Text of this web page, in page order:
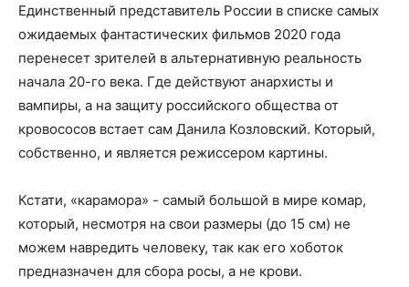
Единственный представитель России в списке самых
ожидаемых фантастических фильмов 2020 года
перенесет зрителей в альтернативную реальность
начала 20-го века. Где действуют анархисты и
вампиры, а на защиту российского общества от
кровососов встает сам Данила Козловский. Который,
собственно, и является режиссером картины.
Кстати, «карамора» - самый большой в мире комар,
который, несмотря на свои размеры (до 15 см) не
можем навредить человеку, так как его хоботок
предназначен для сбора росы, а не крови.